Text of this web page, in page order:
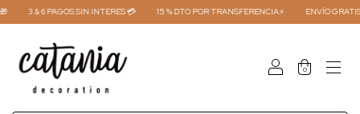
3 & 6 PAGOS SIN INTERES 💳 15 % DTO POR TRANSFERENCIA⚡ ENVÍO GRATIS
0